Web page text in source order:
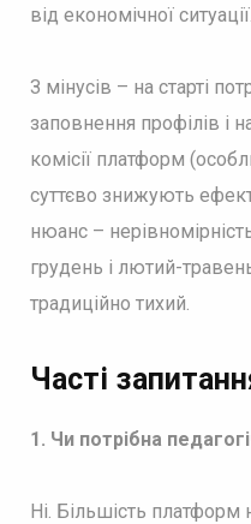
від економічної ситуації.
З мінусів – на старті
заповнення профілів і
комісії платформ
суттєво знижують
нюанс –
грудень і лютий-
традиційно тихий.
Часті
1. Чи потрібна
Ні. Більшість